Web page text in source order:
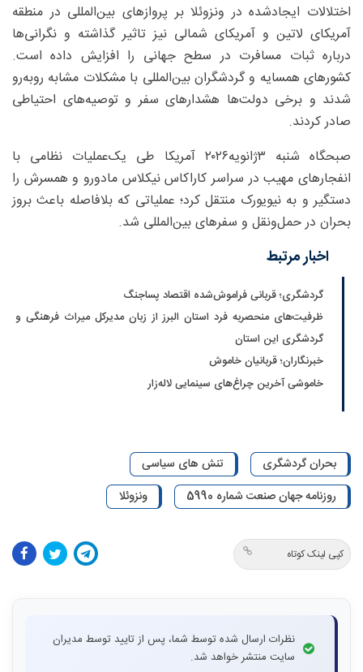
اختلالات ایجادشده در ونزوئلا بر پروازهای بین‌المللی در منطقه
آمریکای لاتین و آمریکای شمالی نیز تاثیر گذاشته و نگرانی‌ها
درباره ثبات مسافرت در سطح جهانی را افزایش داده است.
کشورهای همسایه و گردشگران بین‌المللی با مشکلات مشابه روبه‌رو
شدند و برخی دولت‌ها هشدارهای سفر و توصیه‌های احتیاطی
صادر کردند.
صبحگاه شنبه ۳ژانویه۲۰۲۶ آمریکا طی یک‌عملیات نظامی با
انفجارهای مهیب در سراسر کاراکاس نیکلاس مادورو و همسرش را
دستگیر و به نیویورک منتقل کرد؛ عملیاتی که بلافاصله باعث بروز
بحران در حمل‌ونقل و سفرهای بین‌المللی شد.
اخبار مرتبط
گردشگری؛ قربانی فراموش‌شده اقتصاد پساجنگ
ظرفیت‌های منحصربه فرد استان البرز از زبان مدیرکل میراث فرهنگی و
گردشگری این استان
خبرنگاران؛ قربانیان خاموش
خاموشی آخرین چراغ‌های سینمایی لاله‌زار
بحران گردشگری
تنش های سیاسی
روزنامه جهان صنعت شماره 5990
ونزوئلا
کپی لینک کوتاه
نظرات ارسال شده توسط شما، پس از تایید توسط مدیران
سایت منتشر خواهد شد.